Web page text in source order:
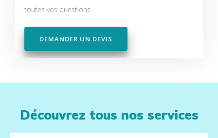
toutes vos questions.
DEMANDER UN DEVIS
Découvrez tous nos services